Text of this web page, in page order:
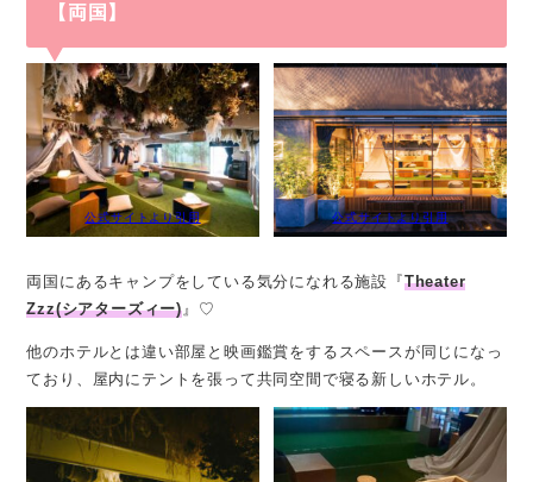
【両国】
公式サイトより引用 公式サイトより引用
両国にあるキャンプをしている気分になれる施設『Theater
Zzz(シアターズィー) 』♡
他のホテルとは違い部屋と映画鑑賞をするスペースが同じになっ
ており、屋内にテントを張って共同空間で寝る新しいホテル。